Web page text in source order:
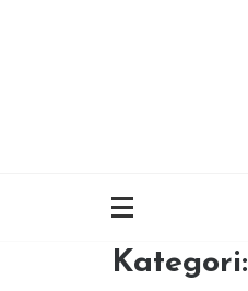
Kategori: